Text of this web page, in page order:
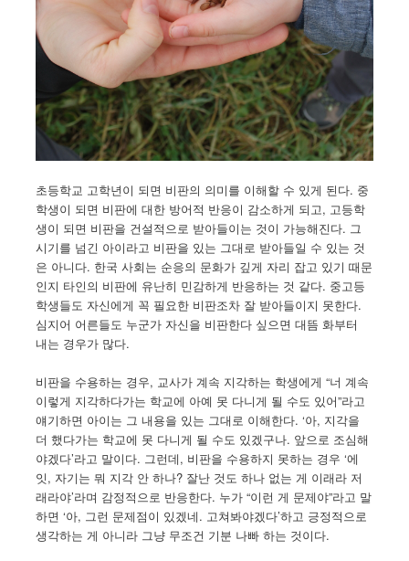
초등학교 고학년이 되면 비판의 의미를 이해할 수 있게 된다. 중
학생이 되면 비판에 대한 방어적 반응이 감소하게 되고, 고등학
생이 되면 비판을 건설적으로 받아들이는 것이 가능해진다. 그
시기를 넘긴 아이라고 비판을 있는 그대로 받아들일 수 있는 것
은 아니다. 한국 사회는 순응의 문화가 깊게 자리 잡고 있기 때문
인지 타인의 비판에 유난히 민감하게 반응하는 것 같다. 중고등
학생들도 자신에게 꼭 필요한 비판조차 잘 받아들이지 못한다.
심지어 어른들도 누군가 자신을 비판한다 싶으면 대뜸 화부터
내는 경우가 많다.
비판을 수용하는 경우, 교사가 계속 지각하는 학생에게 “너 계속
이렇게 지각하다가는 학교에 아예 못 다니게 될 수도 있어”라고
얘기하면 아이는 그 내용을 있는 그대로 이해한다. ‘아, 지각을
더 했다가는 학교에 못 다니게 될 수도 있겠구나. 앞으로 조심해
야겠다’라고 말이다. 그런데, 비판을 수용하지 못하는 경우 ‘에
잇, 자기는 뭐 지각 안 하나? 잘난 것도 하나 없는 게 이래라 저
래라야’라며 감정적으로 반응한다. 누가 “이런 게 문제야”라고 말
하면 ‘아, 그런 문제점이 있겠네. 고쳐봐야겠다’하고 긍정적으로
생각하는 게 아니라 그냥 무조건 기분 나빠 하는 것이다.